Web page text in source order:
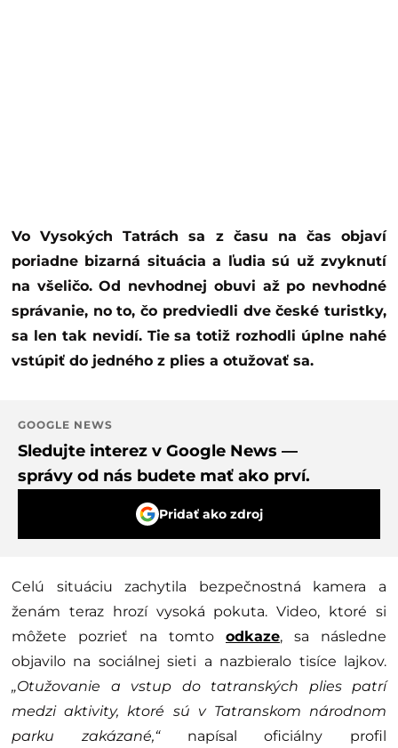
Vo Vysokých Tatrách sa z času na čas objaví
poriadne bizarná situácia a ľudia sú už zvyknutí
na všeličo. Od nevhodnej obuvi až po nevhodné
správanie, no to, čo predviedli dve české turistky,
sa len tak nevidí. Tie sa totiž rozhodli úplne nahé
vstúpiť do jedného z plies a otužovať sa.
GOOGLE NEWS
Sledujte interez v Google News —
správy od nás budete mať ako prví.
Pridať ako zdroj
Celú situáciu zachytila bezpečnostná kamera a
ženám teraz hrozí vysoká pokuta. Video, ktoré si
môžete pozrieť na tomto odkaze, sa následne
objavilo na sociálnej sieti a nazbieralo tisíce lajkov.
„Otužovanie a vstup do tatranských plies patrí
medzi aktivity, ktoré sú v Tatranskom národnom
parku zakázané,“napísal oficiálny profil